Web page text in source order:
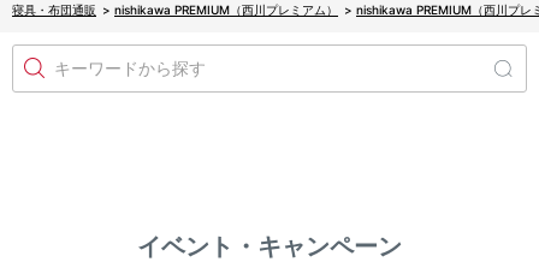
寝具・布団通販 > nishikawa PREMIUM（西川プレミアム） > nishikawa PREMIUM（西川プレ
キーワードから探す
イベント・キャンペーン